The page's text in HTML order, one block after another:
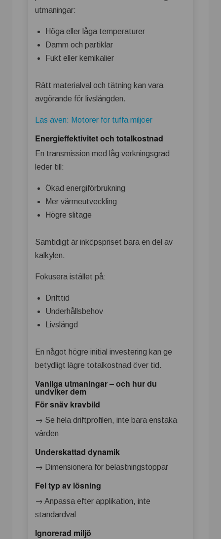
utmaningar:
Höga eller låga temperaturer
Damm och partiklar
Fukt eller kemikalier
Rätt materialval och tätning kan vara
avgörande för livslängden.
Läs även: Motorer för tuffa miljöer
Energieffektivitet och totalkostnad
En transmission med låg verkningsgrad
leder till:
Ökad energiförbrukning
Mer värmeutveckling
Högre slitage
Samtidigt är inköpspriset bara en del av
kalkylen.
Fokusera istället på:
Drifttid
Underhållsbehov
Livslängd
En något högre initial investering kan ge
betydligt lägre totalkostnad över tid.
Vanliga utmaningar – och hur du
undviker dem
För snäv kravbild
→ Se hela driftprofilen, inte bara enstaka
värden
Underskattad dynamik
→ Dimensionera för belastningstoppar
Fel typ av lösning
→ Anpassa efter applikation, inte
standardval
Ignorerad miljö